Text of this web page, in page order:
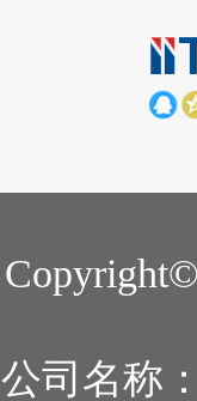
公司名称